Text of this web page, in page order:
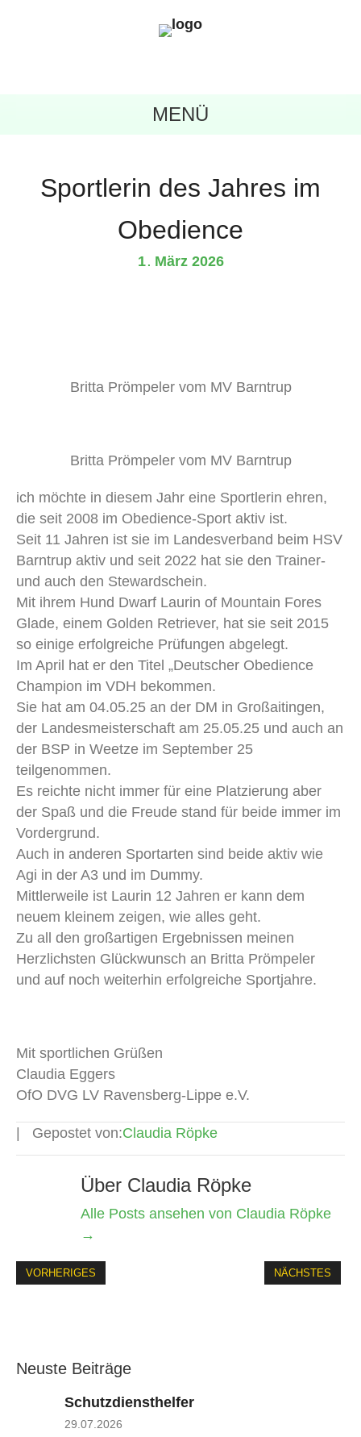
MENÜ
Sportlerin des Jahres im
Obedience
1 . März 2026
Britta Prömpeler vom MV Barntrup
Britta Prömpeler vom MV Barntrup
ich möchte in diesem Jahr eine Sportlerin ehren,
die seit 2008 im Obedience-Sport aktiv ist.
Seit 11 Jahren ist sie im Landesverband beim HSV
Barntrup aktiv und seit 2022 hat sie den Trainer-
und auch den Stewardschein.
Mit ihrem Hund Dwarf Laurin of Mountain Fores
Glade, einem Golden Retriever, hat sie seit 2015
so einige erfolgreiche Prüfungen abgelegt.
Im April hat er den Titel „Deutscher Obedience
Champion im VDH bekommen.
Sie hat am 04.05.25 an der DM in Großaitingen,
der Landesmeisterschaft am 25.05.25 und auch an
der BSP in Weetze im September 25
teilgenommen.
Es reichte nicht immer für eine Platzierung aber
der Spaß und die Freude stand für beide immer im
Vordergrund.
Auch in anderen Sportarten sind beide aktiv wie
Agi in der A3 und im Dummy.
Mittlerweile ist Laurin 12 Jahren er kann dem
neuem kleinem zeigen, wie alles geht.
Zu all den großartigen Ergebnissen meinen
Herzlichsten Glückwunsch an Britta Prömpeler
und auf noch weiterhin erfolgreiche Sportjahre.
Mit sportlichen Grüßen
Claudia Eggers
OfO DVG LV Ravensberg-Lippe e.V.
Gepostet von:Claudia Röpke
Über Claudia Röpke
Alle Posts ansehen von Claudia Röpke
→
VORHERIGES NÄCHSTES
Neuste Beiträge
Schutzdiensthelfer
29.07.2026